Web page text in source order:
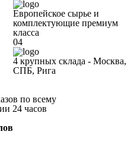
Европейское сырье и
комплектующие премиум
класса
04
4 крупных склада - Москва,
СПБ, Рига
по всему
24 часов